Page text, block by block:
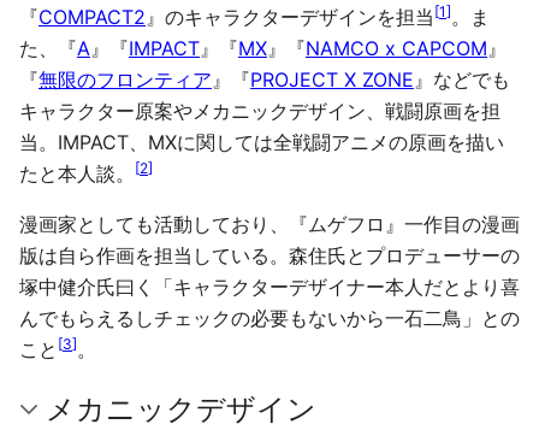
『COMPACT2』のキャラクターデザインを担当 [1]。ま
た、『A』『IMPACT』『MX』『NAMCO x CAPCOM』
『無限のフロンティア』『PROJECT X ZONE』などでも
キャラクター原案やメカニックデザイン、戦闘原画を担
当。IMPACT、MXに関しては全戦闘アニメの原画を描い
たと本人談。
[2]
漫画家としても活動しており、『ムゲフロ』一作目の漫画
版は自ら作画を担当している。森住氏とプロデューサーの
塚中健介氏曰く「キャラクターデザイナー本人だとより喜
んでもらえるしチェックの必要もないから一石二鳥」との
こと [3]。
メカニックデザイン